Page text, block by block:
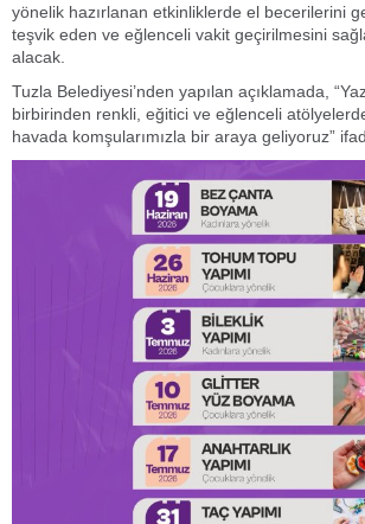
yönelik hazırlanan etkinliklerde el becerilerini
teşvik eden ve eğlenceli vakit geçirilmesini
alacak.
Tuzla Belediyesi’nden yapılan açıklamada,
birbirinden renkli, eğitici ve eğlenceli
havada komşularımızla bir araya geliyoruz”